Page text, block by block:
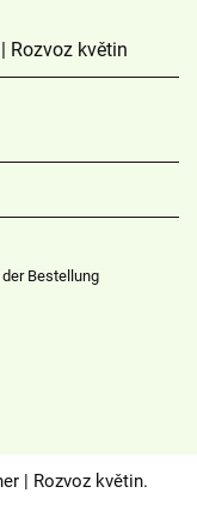
Rozvoz květin
Bestellung
Möglichkeiten
| Rozvoz květin.